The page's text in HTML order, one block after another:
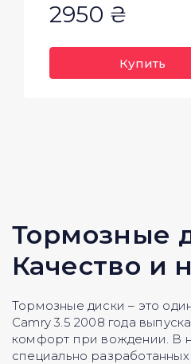
2950 ₴
Купить
Тормозные
Качество и
Тормозные диски – это
Camry 3.5 2008 года
комфорт при вождении. В
специально